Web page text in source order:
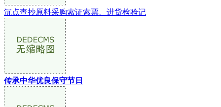
沉点查抄原料采购索证索票、进货检验记
传承中华优良保守节日